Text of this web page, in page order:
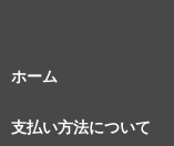
ホーム
支払い方法について